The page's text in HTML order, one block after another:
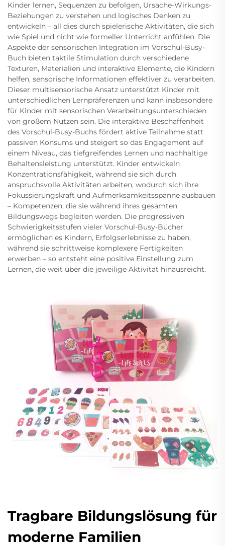
Kinder lernen, Sequenzen zu befolgen, Ursache-Wirkungs-
Beziehungen zu verstehen und logisches Denken zu
entwickeln – all dies durch spielerische Aktivitäten, die sich
wie Spiel und nicht wie formeller Unterricht anfühlen. Die
Aspekte der sensorischen Integration im Vorschul-Busy-
Buch bieten taktile Stimulation durch verschiedene
Texturen, Materialien und interaktive Elemente, die Kindern
helfen, sensorische Informationen effektiver zu verarbeiten.
Dieser multisensorische Ansatz unterstützt Kinder mit
unterschiedlichen Lernpräferenzen und kann insbesondere
für Kinder mit sensorischen Verarbeitungsunterschieden
von großem Nutzen sein. Die interaktive Beschaffenheit
des Vorschul-Busy-Buchs fördert aktive Teilnahme statt
passiven Konsums und steigert so das Engagement auf
einem Niveau, das tiefgreifendes Lernen und nachhaltige
Behaltensleistung unterstützt. Kinder entwickeln
Konzentrationsfähigkeit, während sie sich durch
anspruchsvolle Aktivitäten arbeiten, wodurch sich ihre
Fokussierungskraft und Aufmerksamkeitsspanne ausbauen
– Kompetenzen, die sie während ihres gesamten
Bildungswegs begleiten werden. Die progressiven
Schwierigkeitsstufen vieler Vorschul-Busy-Bücher
ermöglichen es Kindern, Erfolgserlebnisse zu haben,
während sie schrittweise komplexere Fertigkeiten
erwerben – so entsteht eine positive Einstellung zum
Lernen, die weit über die jeweilige Aktivität hinausreicht.
Tragbare Bildungslösung für
moderne Familien